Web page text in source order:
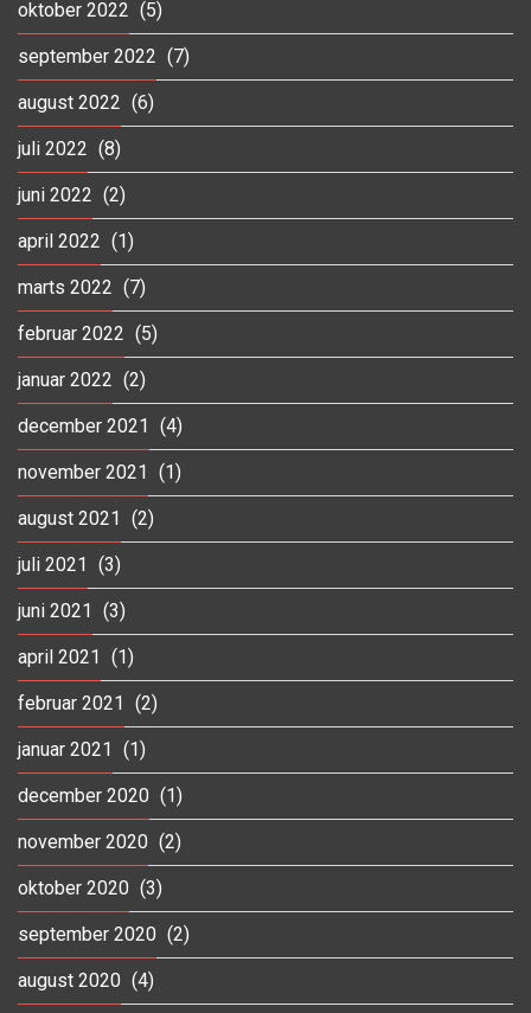
oktober 2022 (5)
september 2022 (7)
august 2022 (6)
juli 2022 (8)
juni 2022 (2)
april 2022 (1)
marts 2022 (7)
februar 2022 (5)
januar 2022 (2)
december 2021 (4)
november 2021 (1)
august 2021 (2)
juli 2021 (3)
juni 2021 (3)
april 2021 (1)
februar 2021 (2)
januar 2021 (1)
december 2020 (1)
november 2020 (2)
oktober 2020 (3)
september 2020 (2)
august 2020 (4)